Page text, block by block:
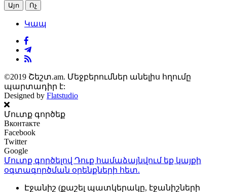
Այո Ոչ
Կապ
©2019 Շեշտ.am. Մեջբերումներ անելիս հղումը
պարտադիր է:
Designed by Flatstudio
Մուտք գործեք
Вконтакте
Facebook
Twitter
Google
Մուտք գործելով Դուք համաձայնվում եք կայքի
օգտագործման օրենքների հետ.
Էջանիշ (քաշել պատկերակը, էջանիշների